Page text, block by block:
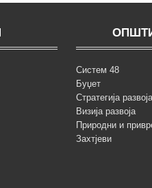
Систем 48
Буџет
Стратегија
Визија развоја
Природни и
Захтјеви